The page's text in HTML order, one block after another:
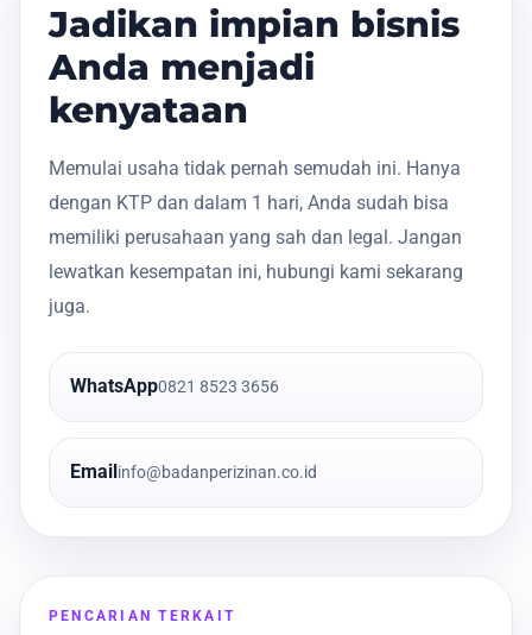
Jadikan impian bisnis
Anda menjadi
kenyataan
Memulai usaha tidak pernah semudah ini. Hanya
dengan KTP dan dalam 1 hari, Anda sudah bisa
memiliki perusahaan yang sah dan legal. Jangan
lewatkan kesempatan ini, hubungi kami sekarang
juga.
WhatsApp0821 8523 3656
Email info@badanperizinan.co.id
PENCARIAN TERKAIT